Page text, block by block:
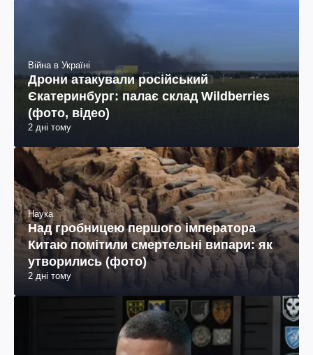
Війна в Україні
Дрони атакували російський
Єкатеринбург: палає склад Wildberries
(фото, відео)
2 дні тому
Наука
Над гробницею першого імператора
Китаю помітили смертельні випари: як
утворились (фото)
2 дні тому